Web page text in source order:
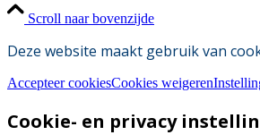
Scroll naar bovenzijde
Deze website maakt gebruik van
Accepteer cookiesCookies weigeren
Cookie- en privacy